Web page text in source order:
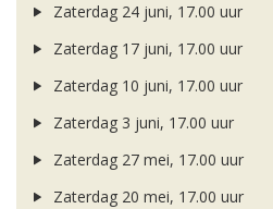
Zaterdag 24 juni, 17.00 uur
Zaterdag 17 juni, 17.00 uur
Zaterdag 10 juni, 17.00 uur
Zaterdag 3 juni, 17.00 uur
Zaterdag 27 mei, 17.00 uur
Zaterdag 20 mei, 17.00 uur